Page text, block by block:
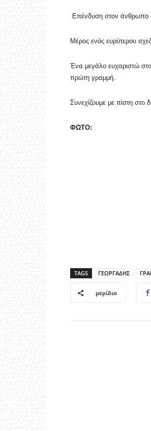
Επένδυση στον άνθρωπο
Μέρος ενός ευρύτερου
Ένα μεγάλο ευχαριστώ στο
πρώτη γραμμή.
Συνεχίζουμε με πίστη στο
ΦΩΤΟ:
TAGS ΓΕΩΡΓΑΔΗΣ
μερίδιο